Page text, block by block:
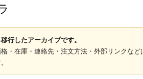
行したアーカイブです。
・在庫・連絡先・注文方法・外部リンクな